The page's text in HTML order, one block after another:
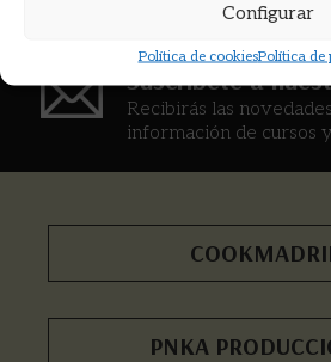
Configurar
Política de cookiesPolítica de
Suscríbete a
Recibirás las
información de cursos
PNKA